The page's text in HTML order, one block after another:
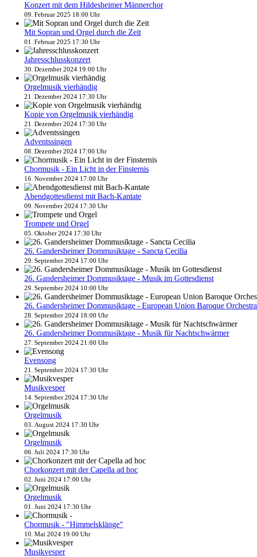
Konzert mit dem Hildesheimer Männerchor
09. Februar 2025 18:00 Uhr
Mit Sopran und Orgel durch die Zeit
01. Februar 2025 17:30 Uhr
Jahresschlusskonzert
30. Dezember 2024 19:00 Uhr
Orgelmusik vierhändig
21. Dezember 2024 17:30 Uhr
Kopie von Orgelmusik vierhändig
21. Dezember 2024 17:30 Uhr
Adventssingen
08. Dezember 2024 17:00 Uhr
Chormusik - Ein Licht in der Finsternis
16. November 2024 17:00 Uhr
Abendgottesdienst mit Bach-Kantate
09. November 2024 17:30 Uhr
Trompete und Orgel
05. Oktober 2024 17:30 Uhr
26. Gandersheimer Dommusiktage - Sancta Cecilia
29. September 2024 17:00 Uhr
26. Gandersheimer Dommusiktage - Musik im Gottesdienst
29. September 2024 10:00 Uhr
26. Gandersheimer Dommusiktage - European Union Baroque Orchestra
28. September 2024 18:00 Uhr
26. Gandersheimer Dommusiktage - Musik für Nachtschwärmer
27. September 2024 21:00 Uhr
Evensong
21. September 2024 17:30 Uhr
Musikvesper
14. September 2024 17:30 Uhr
Orgelmusik
03. August 2024 17:30 Uhr
Orgelmusik
06. Juli 2024 17:30 Uhr
Chorkonzert mit der Capella ad hoc
02. Juni 2024 17:00 Uhr
Orgelmusik
01. Juni 2024 17:30 Uhr
Chormusik - "Himmelsklänge"
10. Mai 2024 19:00 Uhr
Musikvesper